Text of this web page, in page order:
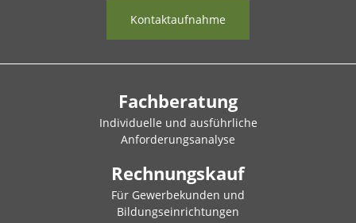
Kontaktaufnahme
Fachberatung
Individuelle und ausführliche
Anforderungsanalyse
Rechnungskauf
Für Gewerbekunden und
Bildungseinrichtungen